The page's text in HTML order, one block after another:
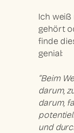
Ich weiß
gehört
finde
genial:
“Beim
darum,
darum,
und